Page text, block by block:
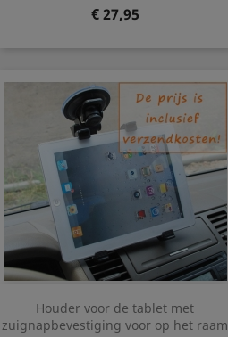
Prijs
€ 27,95
Houder voor de tablet met
zuignapbevestiging voor op het raam